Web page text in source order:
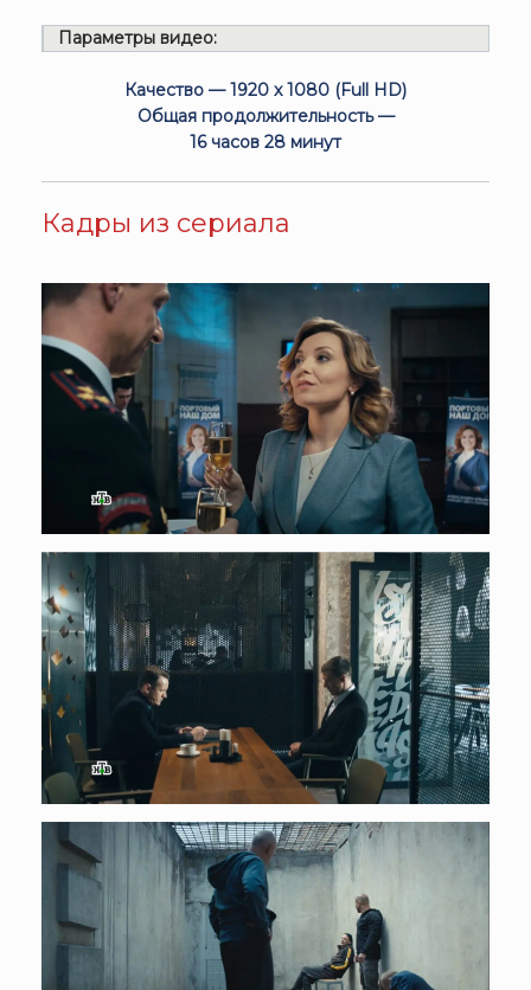
Параметры видео:
Качество — 1920 x 1080 (Full HD)
Общая продолжительность —
16 часов 28 минут
Кадры из сериала